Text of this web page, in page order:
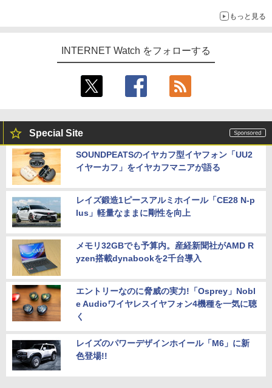
もっと見る
INTERNET Watch をフォローする
Special Site
SOUNDPEATSのイヤカフ型イヤフォン「UU2
イヤーカフ」をイヤカフマニアが語る
レイズ鍛造1ピースアルミホイール「CE28 N-p
lus」軽量なままに剛性を向上
メモリ32GBでも予算内。産経新聞社がAMD R
yzen搭載dynabookを2千台導入
エントリーなのに脅威の実力!「Osprey」Nobl
e Audioワイヤレスイヤフォン4機種を一気に聴
く
レイズのパワーデザインホイール「M6」に新
色登場!!